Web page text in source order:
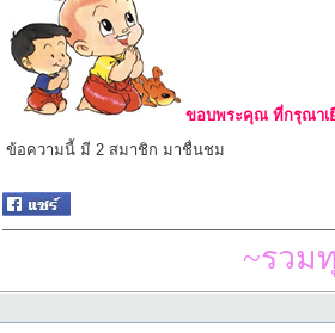
ขอบพระคุณ ที่กรุณาเ
ข้อความนี้ มี 2 สมาชิก มาชื่นชม
~รวม